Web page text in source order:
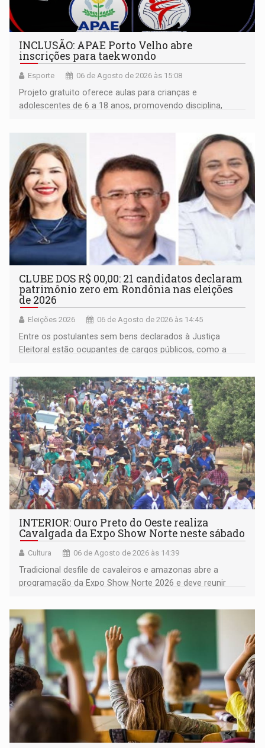
INCLUSÃO: APAE Porto Velho abre
inscrições para taekwondo
Esporte 06 de Agosto de 2026 às 15:08
Projeto gratuito oferece aulas para crianças e
adolescentes de 6 a 18 anos, promovendo disciplina,
CLUBE DOS R$ 00,00: 21 candidatos declaram
patrimônio zero em Rondônia nas eleições
de 2026
Eleições 2026 06 de Agosto de 2026 às 14:45
Entre os postulantes sem bens declarados à Justiça
Eleitoral estão ocupantes de cargos públicos, como a
Pedro Geovar (PP) e a vice-prefeita Magna dos Anjos
(NOVO)
INTERIOR: Ouro Preto do Oeste realiza
Cavalgada da Expo Show Norte neste sábado
Cultura 06 de Agosto de 2026 às 14:39
Tradicional desfile de cavaleiros e amazonas abre a
programação da Expo Show Norte 2026 e deve reunir